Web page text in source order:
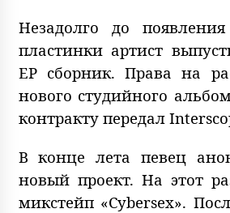
Незадолго до
пластинки артист
EP сборник. Права на
нового студийного
контракту передал
В конце лета певец
новый проект. На этот
микстейп «Cybersex».